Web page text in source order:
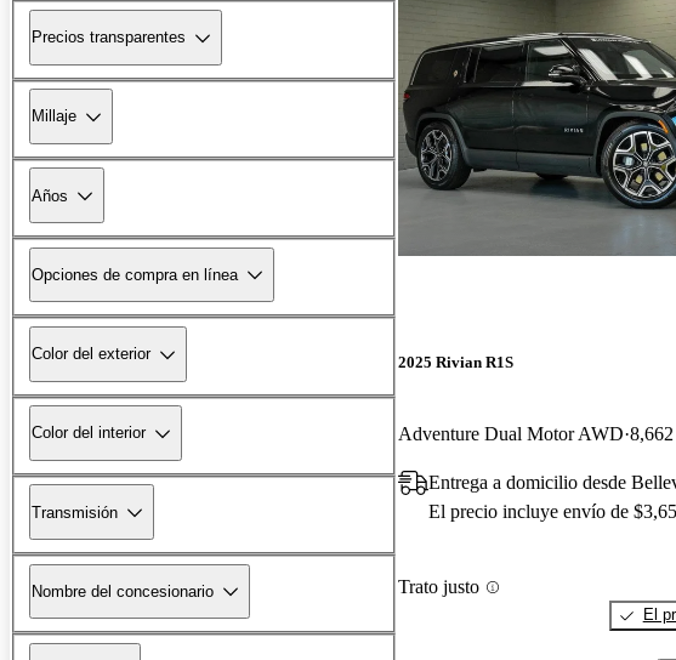
Precios transparentes
Millaje
Años
Opciones de compra en línea
Color del exterior
Color del interior
Transmisión
Nombre del concesionario
2025 Rivian R1S
Adventure Dual Motor AWD
Entrega a domicilio desde
El precio incluye envío de
Trato justo
El